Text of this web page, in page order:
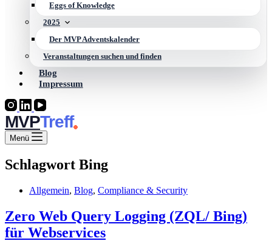
Eggs of Knowledge
2025
Der MVP Adventskalender
Veranstaltungen suchen und finden
Blog
Impressum
MVP
Menü
Schlagwort Bing
Allgemein, Blog, Compliance & Security
Zero Web Query Logging (ZQL/ Bing)
für Webservices